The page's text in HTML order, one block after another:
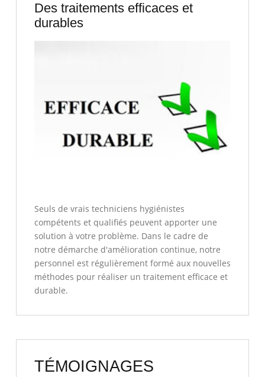
Des traitements efficaces et
durables
Seuls de vrais techniciens hygiénistes
compétents et qualifiés peuvent apporter une
solution à votre problème. Dans le cadre de
notre démarche d'amélioration continue, notre
personnel est régulièrement formé aux nouvelles
méthodes pour réaliser un traitement efficace et
durable.
TÉMOIGNAGES